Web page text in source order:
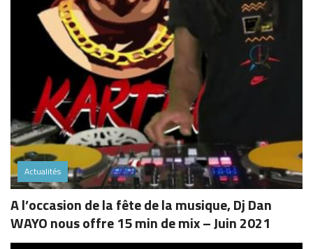
Actualités
A l’occasion de la fête de la musique, Dj Dan
WAYO nous offre 15 min de mix – Juin 2021